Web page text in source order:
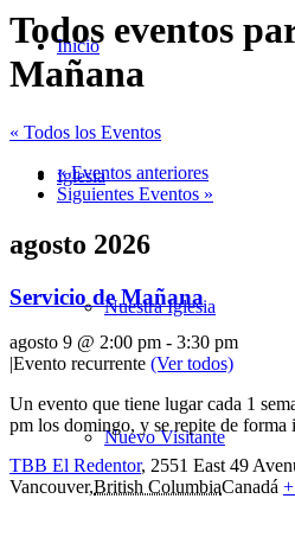
Inicio
Iglesia
Nuestra Iglesia
Nuevo Visitante
Todos eventos
Mañana
« Todos los Eventos
«Eventos anteriores
Siguientes Eventos »
agosto 2026
Servicio de Mañana
agosto 9 @ 2:00 pm - 3:30 pm
|Evento recurrente (Ver todos)
Un evento que tiene lugar cada 1
pm los domingo, y se repite de forma
TBB El Redentor, 2551 East 49
Vancouver,British ColumbiaCanadá